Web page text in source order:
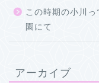
この時期の小川
園にて
アーカイブ